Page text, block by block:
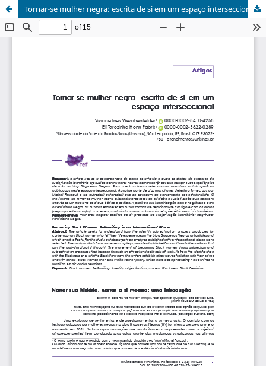
Tornar-se mulher negra: escrita de si em um espaço interseccional